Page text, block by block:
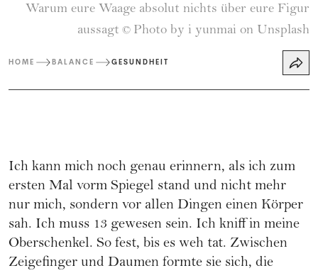
Warum eure Waage absolut nichts über eure Figur
aussagt © Photo by i yunmai on Unsplash
HOME BALANCE GESUNDHEIT
Ich kann mich noch genau erinnern, als ich zum
ersten Mal vorm Spiegel stand und nicht mehr
nur mich, sondern vor allen Dingen einen Körper
sah. Ich muss 13 gewesen sein. Ich kniff in meine
Oberschenkel. So fest, bis es weh tat. Zwischen
Zeigefinger und Daumen formte sie sich, die